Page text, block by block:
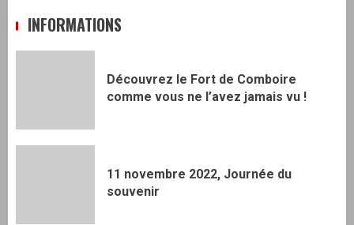
INFORMATIONS
Découvrez le Fort de Comboire
comme vous ne l’avez jamais vu !
11 novembre 2022, Journée du
souvenir